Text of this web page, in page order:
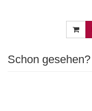
Schon gesehen?